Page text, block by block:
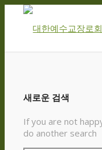
새로운 검색
If you are not
do another search